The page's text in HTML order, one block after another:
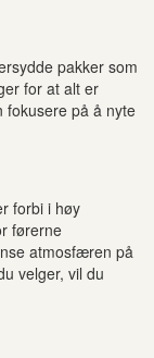
pakker som
for at alt er
fokusere på å nyte
forbi i høy
førerne
atmosfæren på
velger, vil du